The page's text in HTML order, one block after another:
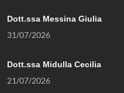
Dott.ssa Messina Giulia
31/07/2026
Dott.ssa Midulla Cecilia
21/07/2026